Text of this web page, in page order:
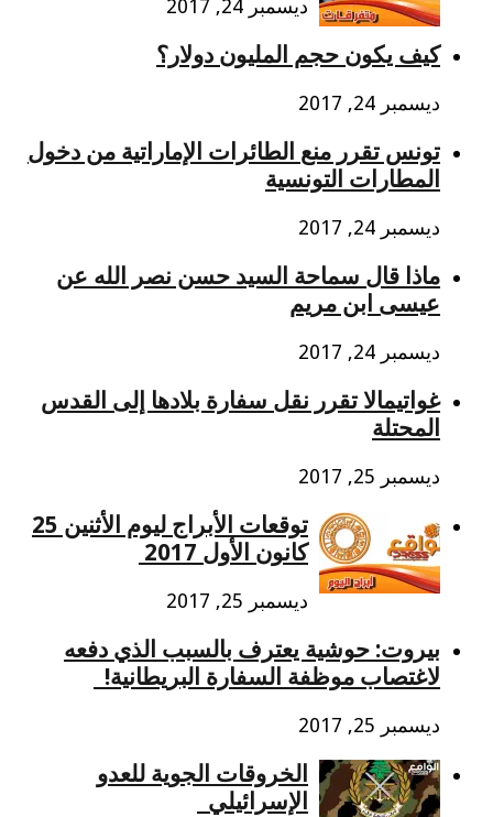
ديسمبر 24, 2017
كيف يكون حجم المليون دولار؟
ديسمبر 24, 2017
تونس ﺗﻘﺮﺭ ﻣﻨﻊ ﺍﻟﻄﺎﺋﺮﺍﺕ ﺍﻹﻣﺎﺭﺍﺗﻴﺔ ﻣﻦ ﺩﺧﻮﻝ
ﺍﻟﻤﻄﺎﺭﺍﺕ ﺍﻟﺘﻮﻧﺴﻴﺔ
ديسمبر 24, 2017
ماذا قال سماحة السيد حسن نصر الله عن
عيسى ابن مريم
ديسمبر 24, 2017
غواتيمالا تقرر نقل سفارة بلادها إلى القدس
المحتلة
ديسمبر 25, 2017
توقعات الأبراج ليوم الأثنين 25
كانون الأول 2017
ديسمبر 25, 2017
بيروت: حوشية يعترف بالسبب الذي دفعه
لاغتصاب موظفة السفارة البريطانية!
ديسمبر 25, 2017
الخروقات الجوية للعدو
الإسرائيلي​